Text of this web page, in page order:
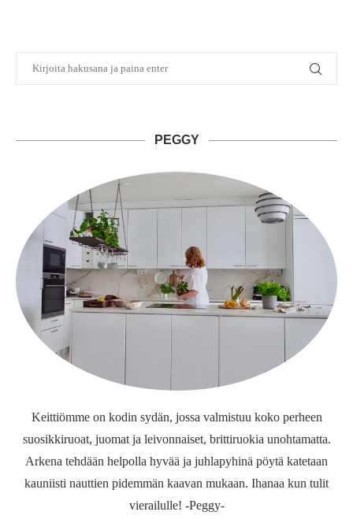
PEGGY
Keittiömme on kodin sydän, jossa valmistuu koko perheen
suosikkiruoat, juomat ja leivonnaiset, brittiruokia unohtamatta.
Arkena tehdään helpolla hyvää ja juhlapyhinä pöytä katetaan
kauniisti nauttien pidemmän kaavan mukaan. Ihanaa kun tulit
vierailulle! -Peggy-